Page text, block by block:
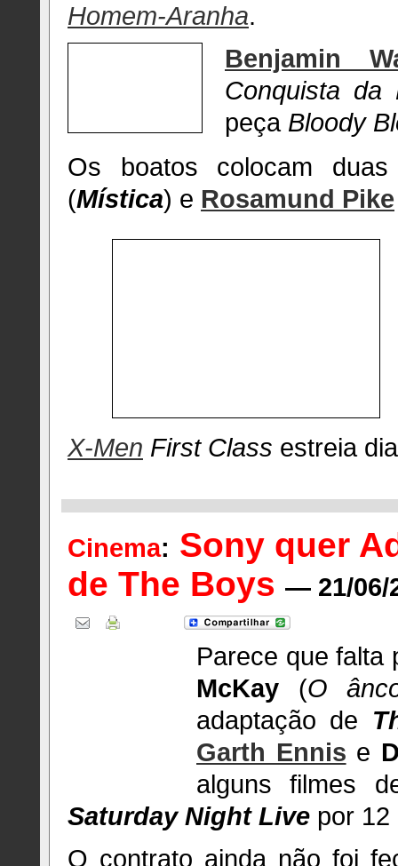
Homem-Aranha.
Benjamin
Conquista da
peça Bloody
Os boatos colocam
(Mística) e Rosamund Pike
X-Men First Class estreia
Cinema: Sony quer
de The Boys — 21/06/
Parece que
McKay (O
adaptação de
Garth Ennis e
alguns filmes
Saturday Night Live por 12
O contrato ainda não foi